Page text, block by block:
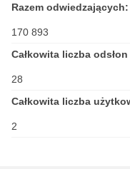
Razem odwiedzających:
170 893
Całkowita liczba
28
Całkowita liczba
2